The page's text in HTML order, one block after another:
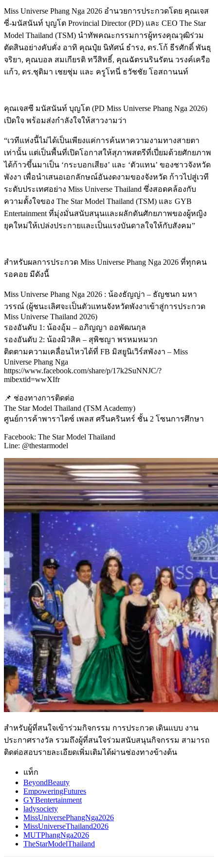
Miss Universe Phang Nga 2026 อำนวยการประกวดโดย คุณเจส
ซี่-มนัสนันท์ บุญโต Provincial Director (PD) และ CEO The Star
Model Thailand (TSM) นำทัพคณะกรรมการผู้ทรงคุณวุฒิร่วม
ตัดสินอย่างคับคั่ง อาทิ คุณปุ๋ย นิทัศน์ ธำรง, ดร.โก้ ธีรศักดิ์ พันธุ
จริยา, คุณบอล สมเกียรติ ทวีสิทธิ์, คุณฉัตรนรินรัตน วรงค์เครือ
แก้ว, ดร.ชุติมา เชยชุ่ม และ ครูโทนี่ ธวัชชัย โอสถานนท์
คุณเจสซี มนัสนันท์ บุญโต (PD Miss Universe Phang Nga 2026)
เปิดใจ พร้อมส่งกำลังใจให้สาวงามว่า
“เวทีแห่งนี้ไม่ได้เป็นเพียงแค่การค้นหาความงามทางสายตา
เท่านั้น แต่เป็นพื้นที่เปิดโอกาสให้สุภาพสตรีที่เปี่ยมด้วยศักยภาพ
ได้ก้าวขึ้นมาเป็น ‘กระบอกเสียง’ และ ‘ตัวแทน’ ของชาวจังหวัด
พังงา เพื่อนำเสนอเอกลักษณ์อันงดงามของจังหวัด ก้าวไปสู่เวที
ระดับประเทศอย่าง Miss Universe Thailand ซึ่งสอดคล้องกับ
ความตั้งใจของ The Star Model Thailand (TSM) และ GYB
Entertainment ที่มุ่งมั่นสนับสนุนและผลักดันศักยภาพของผู้หญิง
ยุคใหม่ให้เปล่งประกายและเป็นแรงบันดาลใจให้กับสังคม”
สำหรับผลการประกวด Miss Universe Phang Nga 2026 ที่ทุกคน
รอคอย มีดังนี้
Miss Universe Phang Nga 2026 : น้องธัญญ่า – ธัญชนก มหา
วรรณ์ (ผู้ชนะเลิศจะเป็นตัวแทนจังหวัดพังงาเข้าสู่การประกวด
Miss Universe Thailand 2026)
รองอันดับ 1: น้องอุ้ม – อภิญญา ออพัฒนกุล
รองอันดับ 2: น้องมิวสิค – สุพิชญา พรหมหมวก
ติดตามความเคลื่อนไหวได้ที่ FB มิสยูนิเวิร์สพังงา – Miss
Universe Phang Nga
https://www.facebook.com/share/p/17k2SuNNJC/?
mibextid=wwXIfr
📌 ช่องทางการติดต่อ
The Star Model Thailand (TSM Academy)
ศูนย์การค้าพาราไดซ์ เพลส ศรีนครินทร์ ชั้น 2 โซนการศึกษา
Facebook: The Star Model Thailand
Line: @thestarmodel
สำหรับผู้ที่สนใจเข้าร่วมกิจกรรม การประกวด เดินแบบ งาน
ประกาศรางวัล รวมถึงผู้ที่สนใจร่วมสนับสนุนกิจกรรม สามารถ
ติดต่อสอบรายละเอียดเพิ่มเติมได้ผ่านช่องทางข้างต้น
แท็ก
BeyondBeauty
EmpoweringFutures
GYBentertainment
ladysociety
MissUniversePhangNga2026
MissUniverseThailand2026
MUTPhangNga2026
TheStarModelThailand